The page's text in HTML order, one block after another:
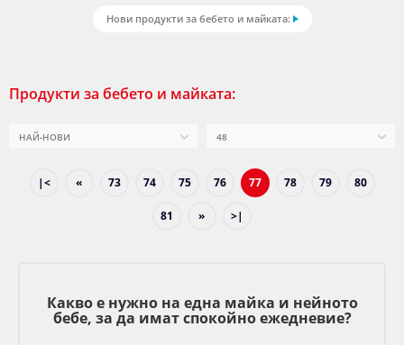
Нови продукти за бебето и майката:
Продукти за бебето и майката:
|< « 73 74 75 76 77 78 79 80
81 » >|
Какво е нужно на една майка и нейното
бебе, за да имат спокойно ежедневие?